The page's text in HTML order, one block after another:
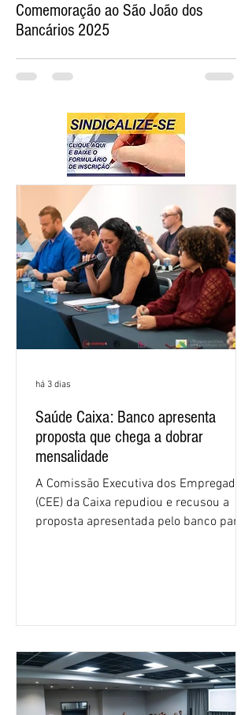
Comemoração ao São João dos
Bancários 2025
Saúde Caixa: Banco apresenta
proposta que chega a dobrar
mensalidade
A Comissão Executiva dos Empregados
(CEE) da Caixa repudiou e recusou a
proposta apresentada pelo banco para o
negociações das empregadas e dos
empregados exigiram que a Caixa refaça
os cálculos e apresente uma nova
proposta. O entendimento é que a
há 3 dias